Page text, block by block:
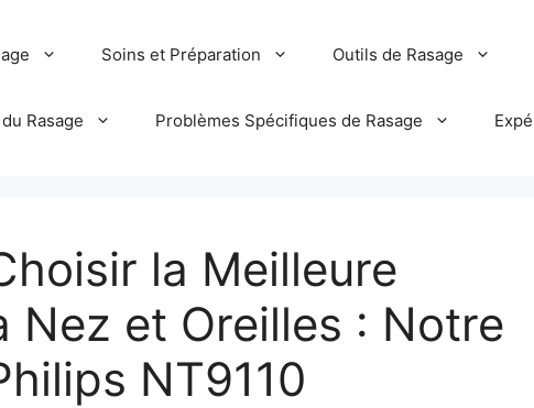
Soins et Préparation Outils de Rasage
Rasage Problèmes Spécifiques de Rasage
la Meilleure
Nez et Oreilles : Notre
NT9110